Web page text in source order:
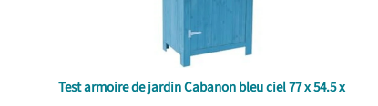
Test armoire de jardin Cabanon bleu ciel 77 x 54.5 x